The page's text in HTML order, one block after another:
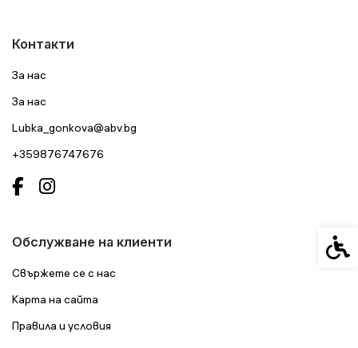
Контакти
За нас
За нас
Lubka_gonkova@abv.bg
+359876747676
Обслужване на клиенти
Свържете се с нас
Карта на сайта
Правила и условия